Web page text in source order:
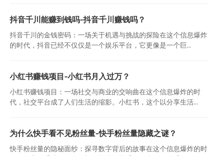
抖音千川能赚到钱吗-抖音千川赚钱吗？
抖音千川的金钱密码：一场关于机遇与挑战的探险在这个信息爆炸
的时代，抖音已经不仅仅是一个娱乐平台，它更像是一个巨...
小红书赚钱项目-小红书月入过万？
小红书赚钱项目：一场社交与商业的交响曲在这个信息爆炸的时
代，社交平台成了人们生活的缩影。小红书，这个以分享生活...
为什么快手看不见粉丝量-快手粉丝量隐藏之谜？
快手粉丝量的隐秘面纱：探寻数字背后的故事在这个信息爆炸的时